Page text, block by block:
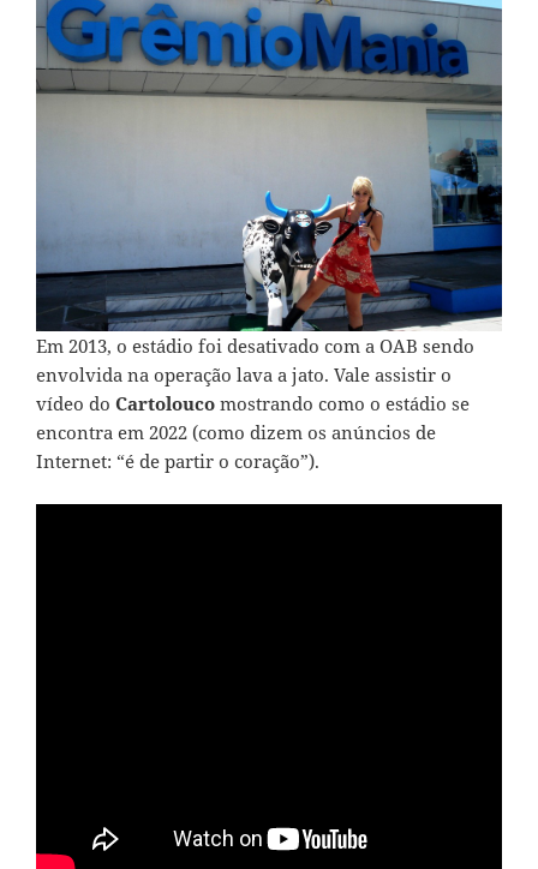
Em 2013, o estádio foi desativado com a OAB sendo
envolvida na operação lava a jato. Vale assistir o
vídeo do Cartolouco mostrando como o estádio se
encontra em 2022 (como dizem os anúncios de
Internet: “é de partir o coração”).